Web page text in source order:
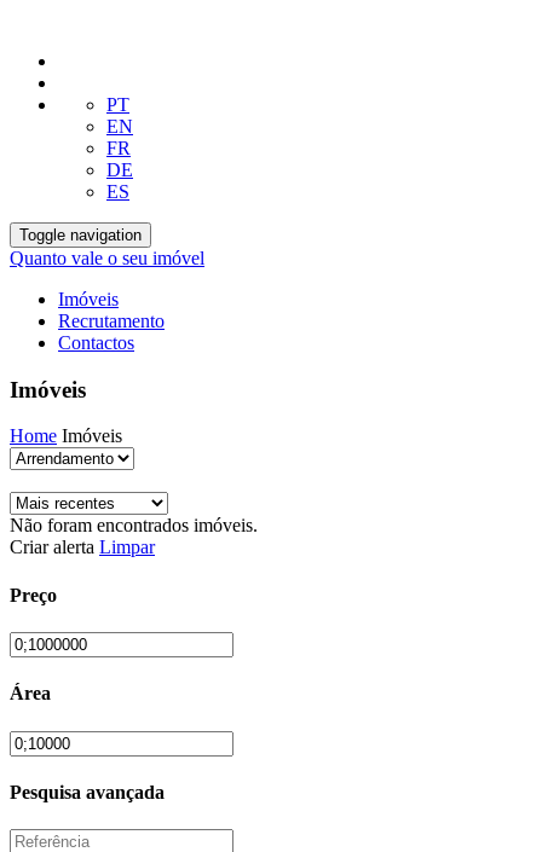
PT
EN
FR
DE
ES
Toggle navigation
Quanto vale o seu imóvel
Imóveis
Recrutamento
Contactos
Imóveis
Home Imóveis
Não foram encontrados imóveis.
Criar alerta Limpar
Preço
Área
Pesquisa avançada